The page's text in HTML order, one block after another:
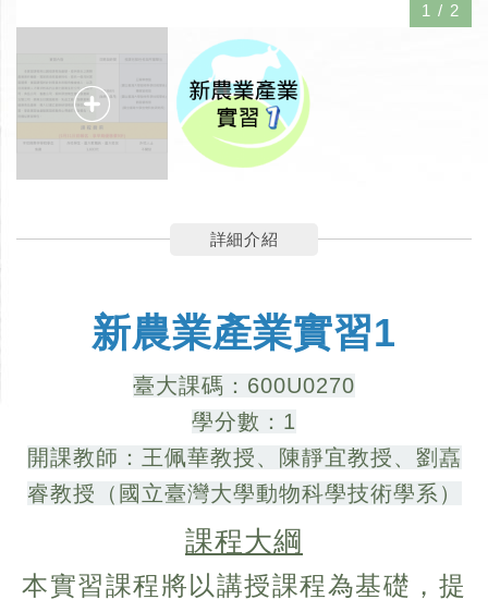
1 / 2
詳細介紹
新農業產業實習1
臺大課碼：600U0270
學分數：1
開課教師：王佩華教授、陳靜宜教授、劉嚞
睿教授（國立臺灣大學動物科學技術學系）
課程大綱
本實習課程將以講授課程為基礎，提